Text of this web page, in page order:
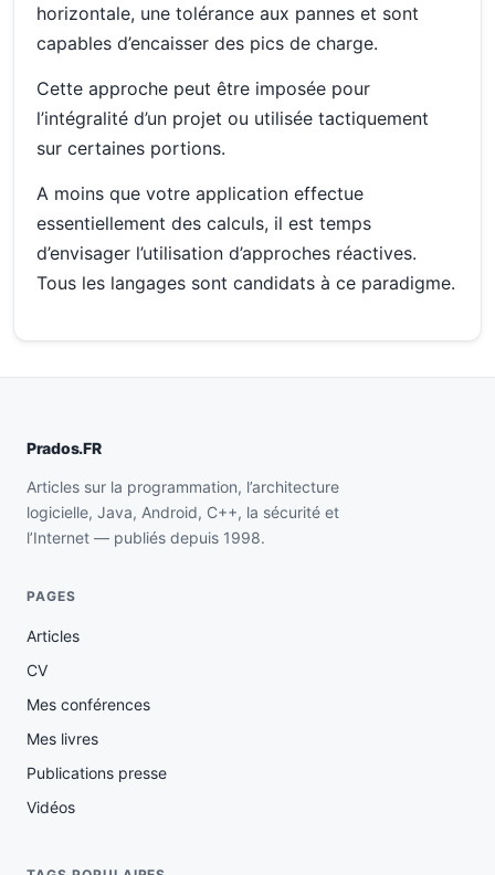
horizontale, une tolérance aux pannes et sont
capables d’encaisser des pics de charge.
Cette approche peut être imposée pour
l’intégralité d’un projet ou utilisée tactiquement
sur certaines portions.
A moins que votre application effectue
essentiellement des calculs, il est temps
d’envisager l’utilisation d’approches réactives.
Tous les langages sont candidats à ce paradigme.
Prados.FR
Articles sur la programmation, l’architecture
logicielle, Java, Android, C++, la sécurité et
l’Internet — publiés depuis 1998.
PAGES
Articles
CV
Mes conférences
Mes livres
Publications presse
Vidéos